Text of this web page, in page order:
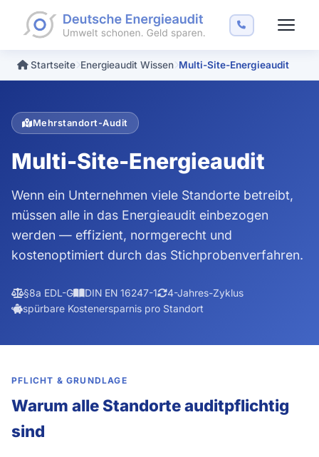
Startseite Energieaudit Wissen Multi-Site-Energieaudit
Mehrstandort-Audit
Multi-Site-Energieaudit
Wenn ein Unternehmen viele Standorte betreibt,
müssen alle in das Energieaudit einbezogen
werden — effizient, normgerecht und
kostenoptimiert durch das Stichprobenverfahren.
§8a EDL-G DIN EN 16247-1
4-Jahres-Zyklus
spürbare Kostenersparnis pro Standort
PFLICHT & GRUNDLAGE
Warum alle Standorte auditpflichtig
sind